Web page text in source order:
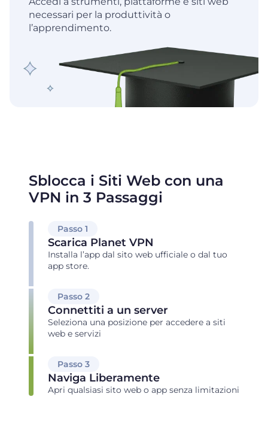
necessari per la produttività o
l’apprendimento.
Sblocca i Siti Web con una
VPN in 3 Passaggi
Passo 1
Scarica Planet VPN
Installa l’app dal sito web ufficiale o dal tuo
app store.
Passo 2
Connettiti a un server
Seleziona una posizione per accedere a siti
web e servizi
Passo 3
Naviga Liberamente
Apri qualsiasi sito web o app senza limitazioni